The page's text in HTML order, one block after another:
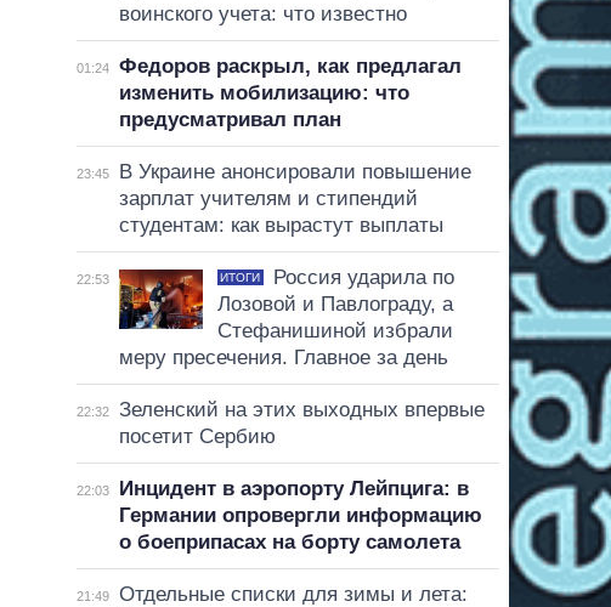
воинского учета: что известно
01:24
Федоров раскрыл, как предлагал
изменить мобилизацию: что
предусматривал план
23:45
В Украине анонсировали повышение
зарплат учителям и стипендий
студентам: как вырастут выплаты
22:53 ИТОГИ
Россия ударила по
Лозовой и Павлограду, а
Стефанишиной избрали
меру пресечения. Главное за день
22:32
Зеленский на этих выходных впервые
посетит Сербию
22:03
Инцидент в аэропорту Лейпцига: в
Германии опровергли информацию
о боеприпасах на борту самолета
21:49
Отдельные списки для зимы и лета: